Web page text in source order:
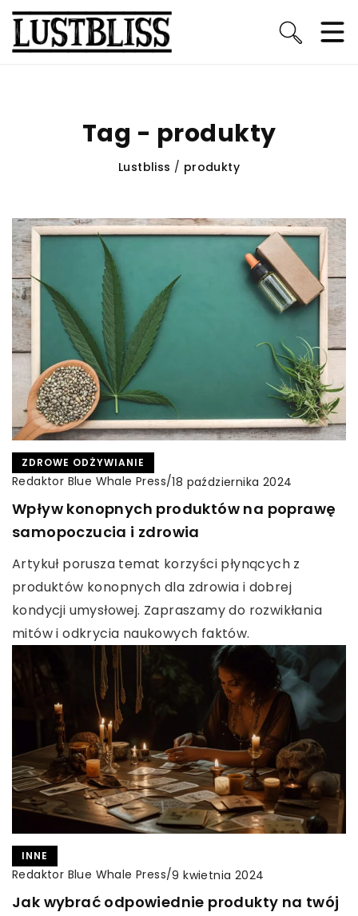
Tag - produkty
Lustbliss / produkty
ZDROWE ODŻYWIANIE
Redaktor Blue Whale Press/18 października 2024
Wpływ konopnych produktów na poprawę
samopoczucia i zdrowia
Artykuł porusza temat korzyści płynących z
produktów konopnych dla zdrowia i dobrej
kondycji umysłowej. Zapraszamy do rozwikłania
mitów i odkrycia naukowych faktów.
INNE
Redaktor Blue Whale Press/9 kwietnia 2024
Jak wybrać odpowiednie produkty na twój